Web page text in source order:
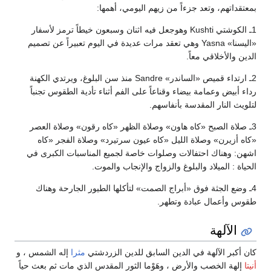
بمعتقداتهم، وتعد جزءاً من زيهم اليومي، أهمها:
1ـ الكوشتي Kushti وهوجعل فيه اثنان وسبعون خيطاً ترمز لأسفار
«اليسنا» Yasna وهي تعقد مرات عديدة في اليوم تعبيراً عن تصميم
الدين والأخلاقي معاً.
2ـ ارتداء قميص «الساندر» Sandre منذ سن البلوغ، ويرتدي الكهنة
رداء أبيض وعمامة بيضاء وقناعاً على الفم أثناء تأدية الطقوس تجنباً
لتلويث النار المقدسة بأنفاسهم.
3ـ صلاة الصبح «كاه هاون» وصلاة الظهر «كاه رقون» وصلاة العصر
«كاه أزيرن» وصلاة الليل «كاه عيون سرتيرد» وصلاة الفجر «كاه
اشهن: وهناك احتفالات وصلوات خاصة لجميع المناسبات الكبرى في
الحياة : الميلاد والبلوغ والزواج والإنجاب والموت.
4ـ وضع الجثة فوق «أبراج الصمت» لتأكلها الطيور الجارحة وهناك
طقوس وأعمال عبادة وتطهر.
الآلهة
كان أكبر الآلهة في الدين السابق للدين الزردشتي مثرا إله الشمس ، و
أنيتا إلهة الخصب والأرض ، وهَوْما الثور المقدس الذي مات ثم بعث حياً